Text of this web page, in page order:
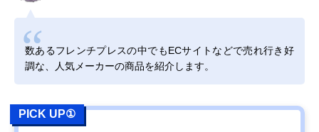
数あるフレンチプレスの中でもECサイトなどで売れ行き好
調な、人気メーカーの商品を紹介します。
PICK UP①